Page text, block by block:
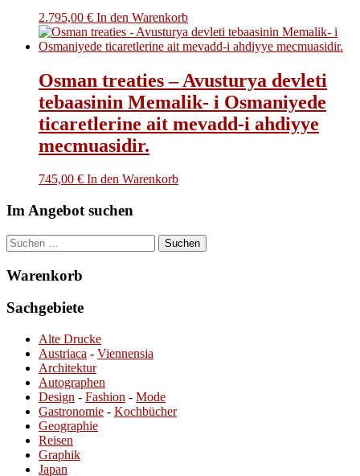
2.795,00 € In den Warenkorb
Osman treaties – Avusturya devleti
tebaasinin Memalik- i Osmaniyede
ticaretlerine ait mevadd-i ahdiyye
mecmuasidir.
745,00 € In den Warenkorb
Im Angebot suchen
Suchen
nach:
Warenkorb
Sachgebiete
Alte Drucke
Austriaca - Viennensia
Architektur
Autographen
Design - Fashion - Mode
Gastronomie - Kochbücher
Geographie
Reisen
Graphik
Japan